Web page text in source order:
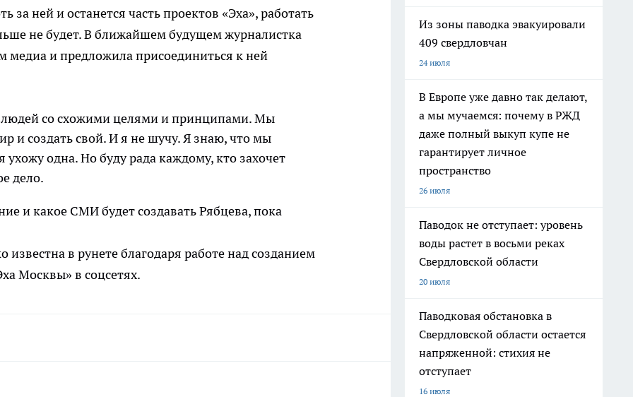
за ней и останется часть проектов «Эха», работать
не будет. В ближайшем будущем журналистка
медиа и предложила присоединиться к ней
людей со схожими целями и принципами. Мы
и создать свой. И я не шучу. Я знаю, что мы
одна. Но буду рада каждому, кто захочет
дело.
и какое СМИ будет создавать Рябцева, пока
в рунете благодаря работе над созданием
Москвы» в соцсетях.
Из зоны паводка эвакуировали
409 свердловчан
24 июля
В Европе уже давно так делают,
а мы мучаемся: почему в РЖД
даже полный выкуп купе не
гарантирует личное
пространство
26 июля
Паводок не отступает: уровень
воды растет в восьми реках
Свердловской области
20 июля
Паводковая обстановка в
Свердловской области остается
напряженной: стихия не
отступает
16 июля